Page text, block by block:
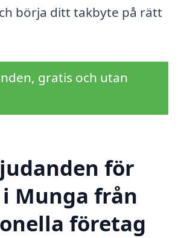
börja ditt takbyte på rätt
gratis och utan
för
Munga från
företag